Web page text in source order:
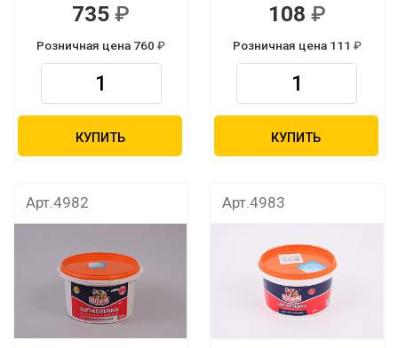
735
Розничная цена 760
КУПИТЬ
108
Розничная цена 111
КУПИТЬ
Арт.4982 Арт.4983